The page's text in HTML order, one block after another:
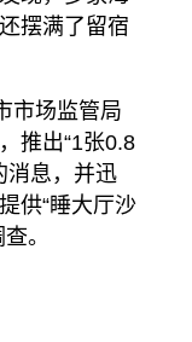
摆满了留宿
市场监管局
推出“1张0.8
消息，并迅
供“睡大厅沙
。